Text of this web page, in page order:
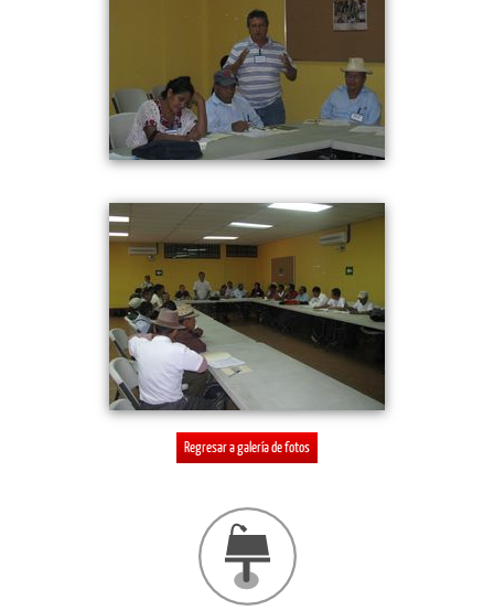
Regresar a galería de fotos